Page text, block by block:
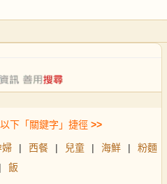
下「關鍵字」捷徑 >>
婦 | 西餐 | 兒童 | 海鮮 |
粉麵
|
飯